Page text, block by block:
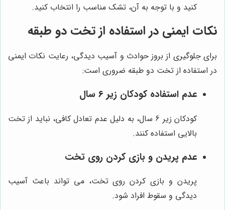
کنید و با توجه به آن، تشک مناسب را انتخاب کنید.
نکات ایمنی در استفاده از تخت دو طبقه
برای جلوگیری از بروز حوادث و آسیب دیدگی، رعایت نکات ایمنی
در استفاده از تخت دو طبقه ضروری است:
عدم استفاده کودکان زیر 6 سال
کودکان زیر 6 سال، به دلیل عدم تعادل کافی، نباید از تخت
بالایی استفاده کنند.
عدم پریدن و بازی کردن روی تخت
پریدن و بازی کردن روی تخت، می تواند باعث آسیب
دیدگی و سقوط افراد شود.